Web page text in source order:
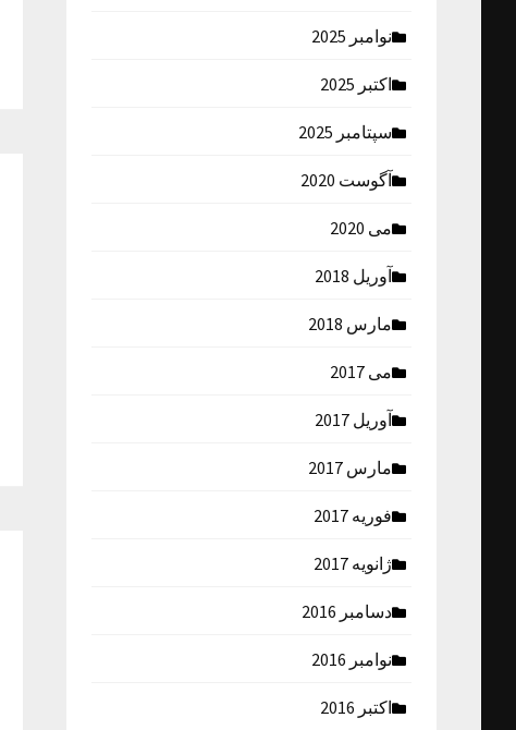
نوامبر 2025
اکتبر 2025
سپتامبر 2025
آگوست 2020
می 2020
آوریل 2018
مارس 2018
می 2017
آوریل 2017
مارس 2017
فوریه 2017
ژانویه 2017
دسامبر 2016
نوامبر 2016
اکتبر 2016